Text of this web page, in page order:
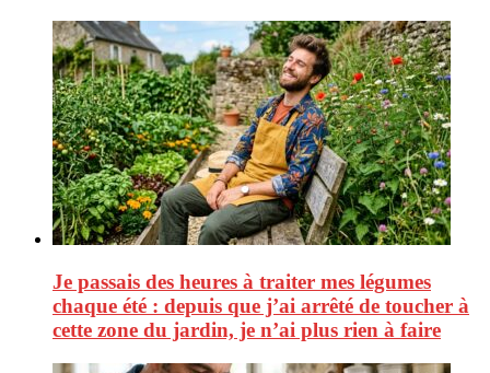
Je passais des heures à traiter mes légumes
chaque été : depuis que j’ai arrêté de toucher à
cette zone du jardin, je n’ai plus rien à faire